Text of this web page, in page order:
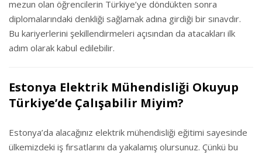
mezun olan öğrencilerin Türkiye’ye döndükten sonra
diplomalarındaki denkliği sağlamak adına girdiği bir sınavdır.
Bu kariyerlerini şekillendirmeleri açısından da atacakları ilk
adım olarak kabul edilebilir.
Estonya Elektrik Mühendisliği Okuyup
Türkiye’de Çalışabilir Miyim?
Estonya’da alacağınız elektrik mühendisliği eğitimi sayesinde
ülkemizdeki iş fırsatlarını da yakalamış olursunuz. Çünkü bu